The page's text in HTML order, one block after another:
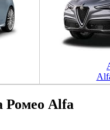
Ромео Alfa